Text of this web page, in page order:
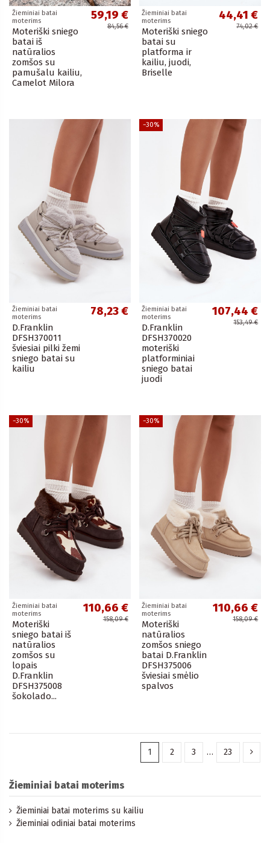
Žieminiai batai
moterims
Moteriški sniego
batai iš
natūralios
zomšos su
pamušalu kailiu,
Camelot Milora
59,19 €
84,56 €
Žieminiai batai
moterims
Moteriški sniego
batai su
platforma ir
kailiu, juodi,
Briselle
44,41 €
74,02 €
Žieminiai batai
moterims
D.Franklin
DFSH370011
šviesiai pilki žemi
sniego batai su
kailiu
78,23 €
−30%
Žieminiai batai
moterims
D.Franklin
DFSH370020
moteriški
platforminiai
sniego batai
juodi
107,44 €
153,49 €
−30%
Žieminiai batai
moterims
Moteriški
sniego batai iš
natūralios
zomšos su
lopais
D.Franklin
DFSH375008
šokolado...
110,66 €
158,09 €
−30%
Žieminiai batai
moterims
Moteriški
natūralios
zomšos sniego
batai D.Franklin
DFSH375006
šviesiai smėlio
spalvos
110,66 €
158,09 €
1 2 3 … 23
Žieminiai batai moterims
Žieminiai batai moterims su kailiu
Žieminiai odiniai batai moterims